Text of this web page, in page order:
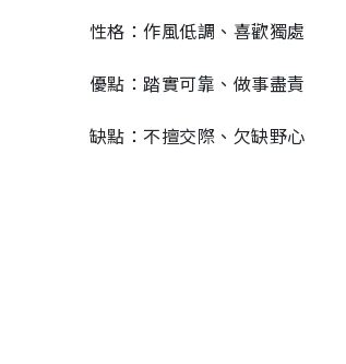
性格：作風低調、喜歡獨處
優點：踏實可靠、做事盡責
缺點：不擅交際、欠缺野心